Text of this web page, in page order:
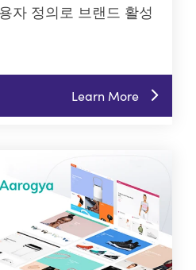
자 정의로 브랜드 활성
Learn More